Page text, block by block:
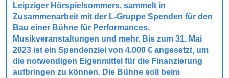
Leipziger Hörspielsommers, sammelt in
Zusammenarbeit mit der L-Gruppe Spenden für den
Bau einer Bühne für Performances,
Musikveranstaltungen und mehr. Bis zum 31. Mai
2023 ist ein Spendenziel von 4.000 € angesetzt, um
die notwendigen Eigenmittel für die Finanzierung
aufbringen zu können. Die Bühne soll beim